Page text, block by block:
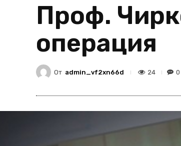
Проф.
операция
От admin_vf2xn66d 24 0